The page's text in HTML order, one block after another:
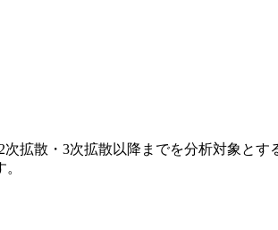
拡散・3次拡散以降までを分析対象とす